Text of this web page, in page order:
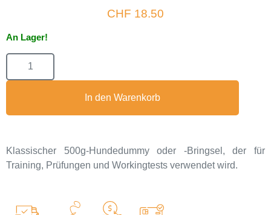
Klassischer 500g-Hundedummy oder -Bringsel, der für
Training, Prüfungen und Workingtests verwendet wird.
CHF 18.50
An Lager!
In den Warenkorb